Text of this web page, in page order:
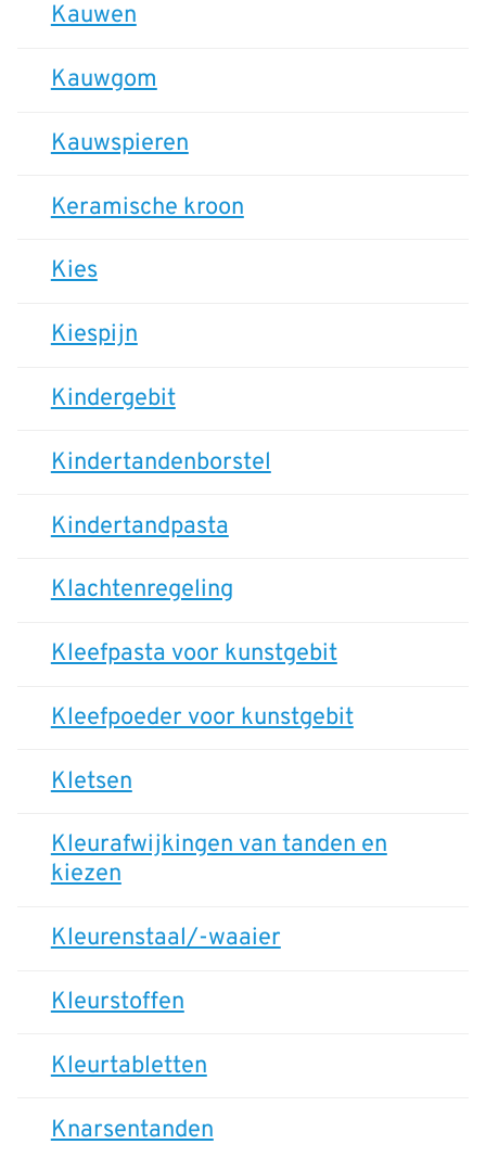
Kauwen
Kauwgom
Kauwspieren
Keramische kroon
Kies
Kiespijn
Kindergebit
Kindertandenborstel
Kindertandpasta
Klachtenregeling
Kleefpasta voor kunstgebit
Kleefpoeder voor kunstgebit
Kletsen
Kleurafwijkingen van tanden en
kiezen
Kleurenstaal/-waaier
Kleurstoffen
Kleurtabletten
Knarsentanden